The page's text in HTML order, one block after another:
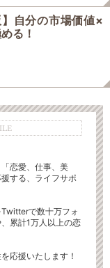
自分の市場価値×
る！
恋愛、仕事、美
する、ライフサポ
で数十万フォ
累計1万人以上の恋
応援いたします！